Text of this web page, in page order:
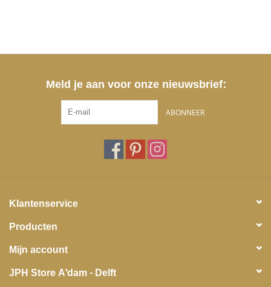
Meld je aan voor onze nieuwsbrief:
ABONNEER
Klantenservice
Producten
Mijn account
JPH Store A'dam - Delft